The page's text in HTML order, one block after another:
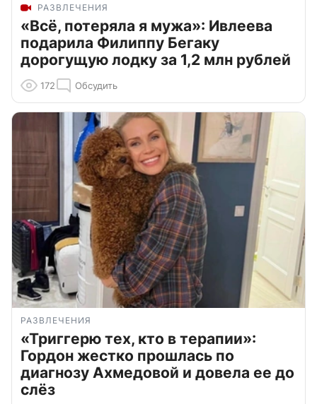
РАЗВЛЕЧЕНИЯ
«Всё, потеряла я мужа»: Ивлеева
подарила Филиппу Бегаку
дорогущую лодку за 1,2 млн рублей
172 Обсудить
РАЗВЛЕЧЕНИЯ
«Триггерю тех, кто в терапии»:
Гордон жестко прошлась по
диагнозу Ахмедовой и довела ее до
слёз